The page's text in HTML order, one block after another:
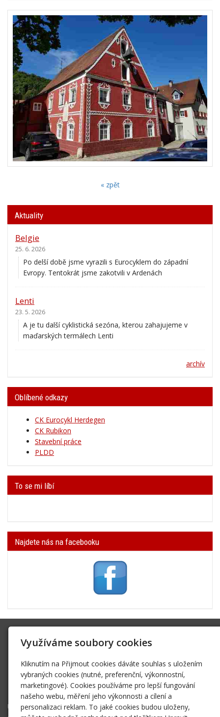
« zpět
Aktuality
Belgie
25. 6. 2026
Po delší době jsme vyrazili s Eurocyklem do západní
Evropy. Tentokrát jsme zakotvili v Ardenách
Lenti
23. 5. 2026
A je tu další cyklistická sezóna, kterou zahajujeme v
maďarských termálech Lenti
archív
Oblíbené odkazy
CK Eurocykl Herdegen
CK Rubikon
Stavební práce
PLDD
To se mi líbí
Najdete nás na facebooku
Na Spádu 2069/9, 40011 Ústí nad Labem
sktrifid@sktrifid.cz
606 64 64 99
475 504 457
Úvodní stránka
Využíváme soubory cookies
Kliknutím na Přijmout cookies dáváte souhlas s uložením
vybraných cookies (nutné, preferenční, výkonnostní,
marketingové). Cookies používáme pro lepší fungování
našeho webu, měření jeho výkonnosti a cílení a
personalizaci reklam. To jaké cookies budou uloženy,